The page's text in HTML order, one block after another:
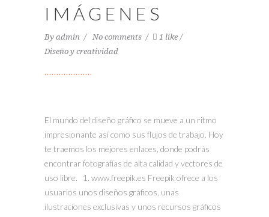
IMÁGENES
By admin No comments
1 like
Diseño y creatividad
El mundo del diseño gráfico se mueve a un ritmo
impresionante así como sus flujos de trabajo. Hoy
te traemos los mejores enlaces, donde podrás
encontrar fotografías de alta calidad y vectores de
uso libre. 1. www.freepik.es Freepik ofrece a los
usuarios unos diseños gráficos, unas
ilustraciones exclusivas y unos recursos gráficos